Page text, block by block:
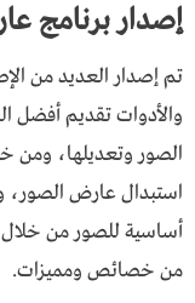
إصداربرنامج
تم إصدار العديد من
والأدوات تقديم أفضل
استبدال عارض الصور،
من خصائص ومميزات.